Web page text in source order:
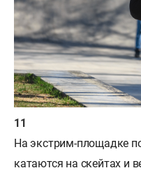
На экстрим-площадке
катаются на скейтах и